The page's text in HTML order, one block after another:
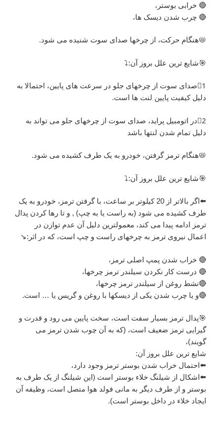
🔴 خرابی بوستر،
🔴 چرب شدن دیسک ها،
📛هنگام حرکت، از چرخها صدای سوت شنیده می شود.
🎯شایع ترین علل بروز آن:⤵️
1⃣صدای سوت از چرخهای جلو در سرعت های پایین، احتمالا به
دلیل کیفیت پایین لنت ها است.
2⃣در اتومبیل پراید، صدای سوت از چرخهای جلو می تواند به
دلیل تمام شدن لنتها باشد
📛هنگام ترمز گرفتن، خودرو به یک طرف کشیده می شود.
🎯شایع ترین علل بروز آن:⤵️
⬅️اگر بالاتر از 20 کیلوتر بر ساعت، با گرفتن ترمز، خودرو به یک
طرف کشیده می شود (به راست یا به چپ) , و تا رها کردن پدال
ترمز ادامه پیدا می کند، معمولترین دلیل آن عدم توازن در
اعمال نیروی ترمز به چرخهای راست و چپ است، که در اثر:↘️
🔴 خراب شدن پمپ اصلی ترمز،
🔴 درست کار نکردن سیلندر ترمز چرخها،
🔴نشط روغن از سیلندر ترمز چرخها،
🔴و یا چرب شدن یکی از دیسکها با روغن و گریس یا … است.
🎯پدال ترمز بسیار سفت است، سخت پایین می رود و قدرت و
گیرایی ترمز ضعیف است، (که به آن چوب شدن ترمز می
گویند)،
شایع ترین علل بروز آن:
⬅️احتمال خراب شدن بوستر ترمز وجود دارد،
⬅️اشکال از شیلنگ خلاء بوستر است (این شیلنگ از یک طرف به
بوستر و از طرف دیگر به مانی فولد هوا متصل است، وظیفه آن
ایجاد خلاء در داخل بوستر است).